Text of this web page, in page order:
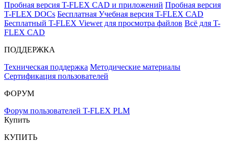
Пробная версия T-FLEX CAD и приложений Пробная версия
T-FLEX DOCs Бесплатная Учебная версия T-FLEX CAD
Бесплатный T-FLEX Viewer для просмотра файлов Всё для T-
FLEX CAD
ПОДДЕРЖКА
Техническая поддержка Методические материалы
Сертификация пользователей
ФОРУМ
Форум пользователей T-FLEX PLM
Купить
КУПИТЬ